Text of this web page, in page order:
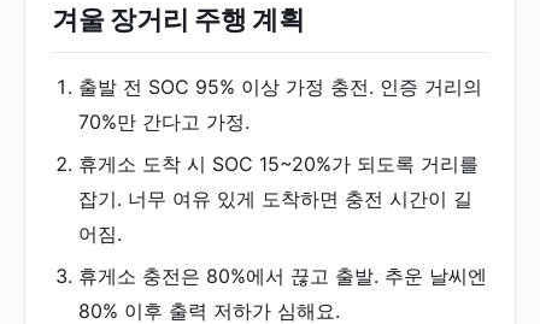
겨울 장거리 주행 계획
출발 전 SOC 95% 이상 가정 충전. 인증 거리의
70%만 간다고 가정.
휴게소 도착 시 SOC 15~20%가 되도록 거리를
잡기. 너무 여유 있게 도착하면 충전 시간이 길
어짐.
휴게소 충전은 80%에서 끊고 출발. 추운 날씨엔
80% 이후 출력 저하가 심해요.